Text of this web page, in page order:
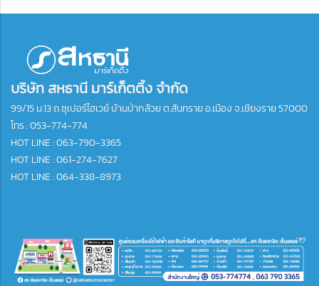
บริษัท สหธานี มาร์เก็ตติ้ง จำกัด
99/15 ม.13 ถ.ซุเปอร์ไฮเวย์ บ้านป่ากล้วย ต.สันทราย อ.เมือง จ.เชียงราย 57000
โทร :053-774-774
HOT LINE : 063-790-3365
HOT LINE : 061-274-7627
HOT LINE : 064-338-8973